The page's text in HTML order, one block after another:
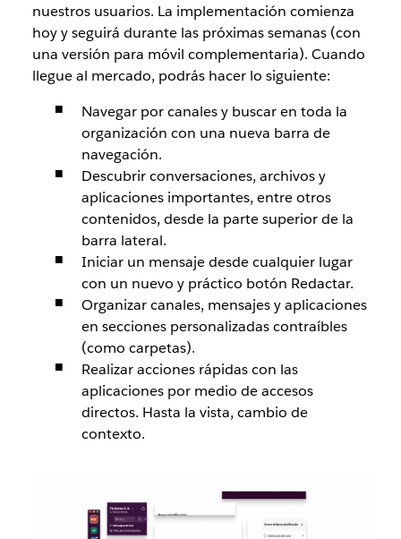
nuestros usuarios. La implementación comienza
hoy y seguirá durante las próximas semanas (con
una versión para móvil complementaria). Cuando
llegue al mercado, podrás hacer lo siguiente:
Navegar por canales y buscar en toda la
organización con una nueva barra de
navegación.
Descubrir conversaciones, archivos y
aplicaciones importantes, entre otros
contenidos, desde la parte superior de la
barra lateral.
Iniciar un mensaje desde cualquier lugar
con un nuevo y práctico botón Redactar.
Organizar canales, mensajes y aplicaciones
en secciones personalizadas contraíbles
(como carpetas).
Realizar acciones rápidas con las
aplicaciones por medio de accesos
directos. Hasta la vista, cambio de
contexto.